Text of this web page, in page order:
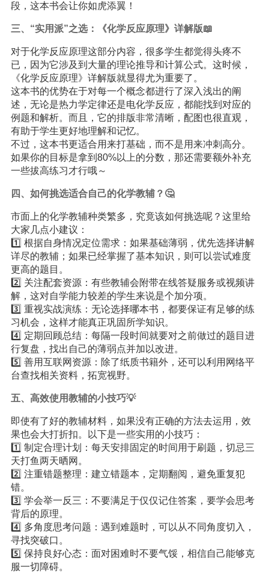
段，这本书会让你如虎添翼！
三、“实用派”之选：《化学反应原理》详解版📖
对于化学反应原理这部分内容，很多学生都觉得头疼不
已，因为它涉及到大量的理论推导和计算公式。这时候，
《化学反应原理》详解版就显得尤为重要了。
这本书的优势在于对每一个概念都进行了深入浅出的阐
述，无论是热力学定律还是电化学反应，都能找到对应的
例题和解析。而且，它的排版非常清晰，配图也很直观，
有助于学生更好地理解和记忆。
不过，这本书更适合用来打基础，而不是用来冲刺高分。
如果你的目标是拿到80%以上的分数，那还需要额外补充
一些拔高练习才行哦～
四、如何挑选适合自己的化学教辅？🤔
市面上的化学教辅种类繁多，究竟该如何挑选呢？这里给
大家几点小建议：
1️⃣ 根据自身情况定位需求：如果基础薄弱，优先选择讲解
详尽的教辅；如果已经掌握了基本知识，则可以尝试难度
更高的题目。
2️⃣ 关注配套资源：有些教辅会附带在线答疑服务或视频讲
解，这对自学能力较差的学生来说是个加分项。
3️⃣ 重视实战演练：无论选择哪本书，都要保证有足够的练
习机会，这样才能真正巩固所学知识。
4️⃣ 定期回顾总结：每隔一段时间就要对之前做过的题目进
行复盘，找出自己的薄弱点并加以改进。
5️⃣ 善用互联网资源：除了纸质书籍外，还可以利用网络平
台查找相关资料，拓宽视野。
五、高效使用教辅的小技巧💡
即使有了好的教辅材料，如果没有正确的方法去运用，效
果也会大打折扣。以下是一些实用的小技巧：
1️⃣ 制定合理计划：每天安排固定的时间用于刷题，切忌三
天打鱼两天晒网。
2️⃣ 注重错题整理：建立错题本，定期翻阅，避免重复犯
错。
3️⃣ 学会举一反三：不要满足于仅仅记住答案，要学会思考
背后的原理。
4️⃣ 多角度思考问题：遇到难题时，可以从不同角度切入，
寻找突破口。
5️⃣ 保持良好心态：面对困难时不要气馁，相信自己能够克
服一切障碍。